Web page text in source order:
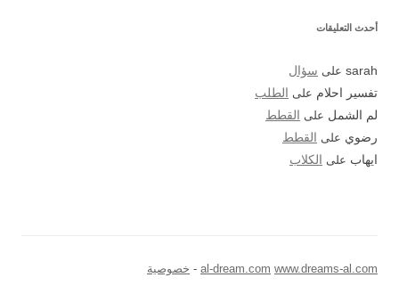
أحدث التعليقات
sarah على سؤال
تفسير احلام على
الطلب
لم الشمل على
القطط
رضوي على
القطط
ايهاب على الكلاب
al-dream.com www.dreams-al.com
- خصوصية